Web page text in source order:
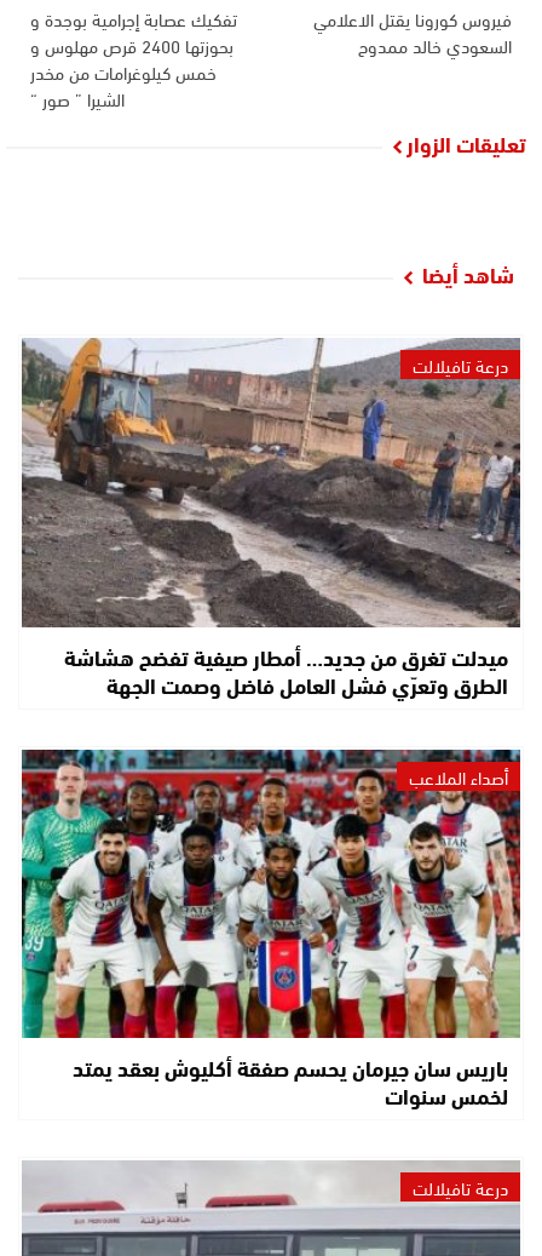
فيروس كورونا يقتل الاعلامي
السعودي خالد ممدوح
تفكيك عصابة إجرامية بوجدة و
بحوزتها 2400 قرص مهلوس و
خمس كيلوغرامات من مخدر
الشيرا ” صور “
تعليقات الزوار
شاهد أيضا
درعة تافيلالت
ميدلت تغرق من جديد… أمطار صيفية تفضح هشاشة
الطرق وتعرّي فشل العامل فاضل وصمت الجهة
أصداء الملاعب
باريس سان جيرمان يحسم صفقة أكليوش بعقد يمتد
لخمس سنوات
درعة تافيلالت